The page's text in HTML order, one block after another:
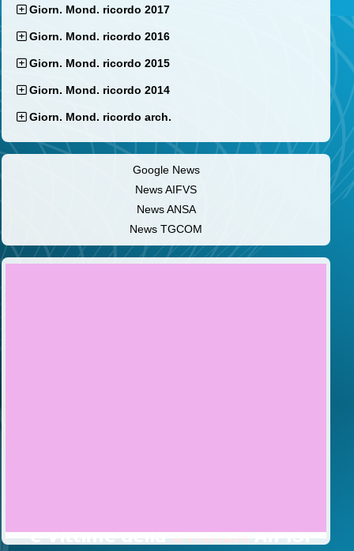
Giorn. Mond. ricordo 2017
Giorn. Mond. ricordo 2016
Giorn. Mond. ricordo 2015
Giorn. Mond. ricordo 2014
Giorn. Mond. ricordo arch.
Google News
News AIFVS
News ANSA
News TGCOM